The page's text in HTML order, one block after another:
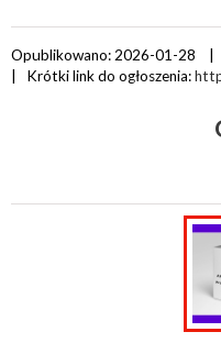
Opublikowano: 2026-01-28 |
| Krótki link do ogłoszenia: